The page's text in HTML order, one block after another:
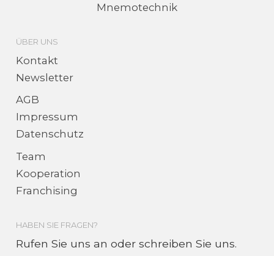
Mnemo­technik
ÜBER UNS
Kontakt
Newsletter
AGB
Impressum
Datenschutz
Team
Kooperation
Franchising
HABEN SIE FRAGEN?
Rufen Sie uns an oder schreiben Sie uns.